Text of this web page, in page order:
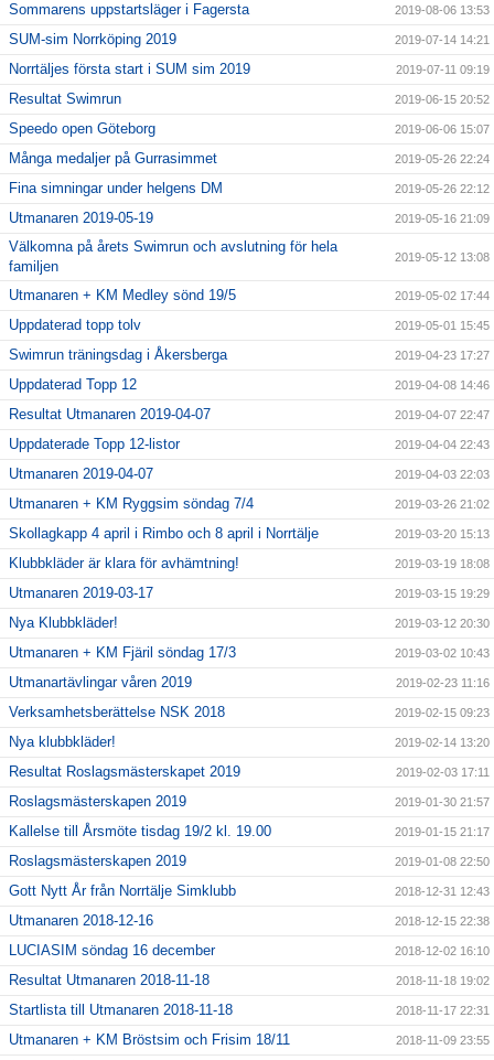
Sommarens uppstartsläger i Fagersta 2019-08-06 13:53
SUM-sim Norrköping 2019 2019-07-14 14:21
Norrtäljes första start i SUM sim 2019 2019-07-11 09:19
Resultat Swimrun 2019-06-15 20:52
Speedo open Göteborg 2019-06-06 15:07
Många medaljer på Gurrasimmet 2019-05-26 22:24
Fina simningar under helgens DM 2019-05-26 22:12
Utmanaren 2019-05-19 2019-05-16 21:09
Välkomna på årets Swimrun och avslutning för hela
familjen
2019-05-12 13:08
Utmanaren + KM Medley sönd 19/5 2019-05-02 17:44
Uppdaterad topp tolv 2019-05-01 15:45
Swimrun träningsdag i Åkersberga 2019-04-23 17:27
Uppdaterad Topp 12 2019-04-08 14:46
Resultat Utmanaren 2019-04-07 2019-04-07 22:47
Uppdaterade Topp 12-listor 2019-04-04 22:43
Utmanaren 2019-04-07 2019-04-03 22:03
Utmanaren + KM Ryggsim söndag 7/4 2019-03-26 21:02
Skollagkapp 4 april i Rimbo och 8 april i Norrtälje 2019-03-20 15:13
Klubbkläder är klara för avhämtning! 2019-03-19 18:08
Utmanaren 2019-03-17 2019-03-15 19:29
Nya Klubbkläder! 2019-03-12 20:30
Utmanaren + KM Fjäril söndag 17/3 2019-03-02 10:43
Utmanartävlingar våren 2019 2019-02-23 11:16
Verksamhetsberättelse NSK 2018 2019-02-15 09:23
Nya klubbkläder! 2019-02-14 13:20
Resultat Roslagsmästerskapet 2019 2019-02-03 17:11
Roslagsmästerskapen 2019 2019-01-30 21:57
Kallelse till Årsmöte tisdag 19/2 kl. 19.00 2019-01-15 21:17
Roslagsmästerskapen 2019 2019-01-08 22:50
Gott Nytt År från Norrtälje Simklubb 2018-12-31 12:43
Utmanaren 2018-12-16 2018-12-15 22:38
LUCIASIM söndag 16 december 2018-12-02 16:10
Resultat Utmanaren 2018-11-18 2018-11-18 19:02
Startlista till Utmanaren 2018-11-18 2018-11-17 22:31
Utmanaren + KM Bröstsim och Frisim 18/11 2018-11-09 23:55